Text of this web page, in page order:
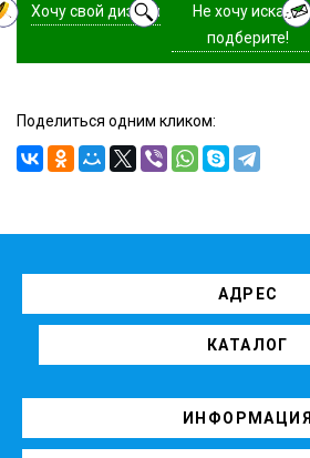
Хочу свой дизайн
Не хочу искать,
подберите!
Поделиться одним кликом:
АДРЕС
КАТАЛОГ
ИНФОРМАЦИЯ